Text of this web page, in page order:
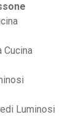
Cucina
Luminosi